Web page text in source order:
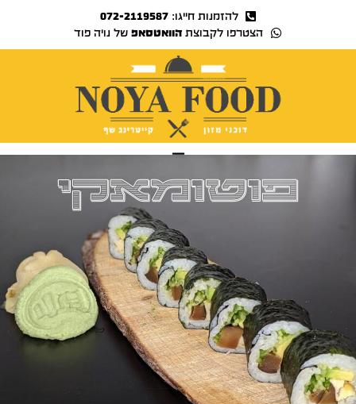
להזמנות חייגו:072-2119587
הצטרפו לקבוצתהוואטסאפ של נויה פוד
פוטומאקי